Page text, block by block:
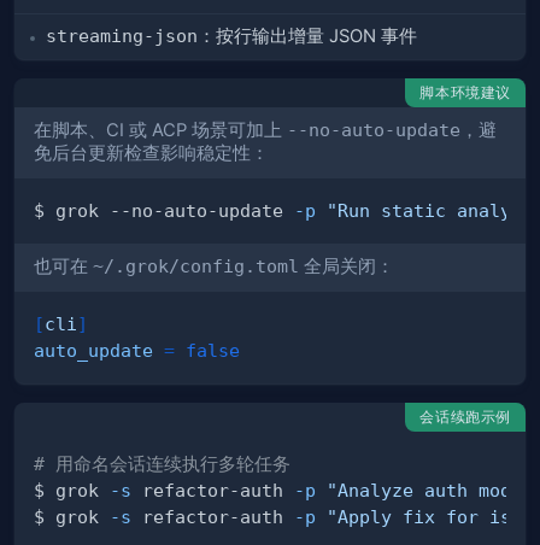
streaming-json ：按行输出增量 JSON 事件
脚本环境建议
在脚本、CI 或 ACP 场景可加上 --no-auto-update ，避
免后台更新检查影响稳定性：
$ grok --no-auto-update -p "Run static analysis
也可在 ~/.grok/config.toml 全局关闭：
[cli ]
auto_update = false
会话续跑示例
# 用命名会话连续执行多轮任务
$ grok
-s refactor-auth -p
"Analyze auth
$ grok
-s refactor-auth -p "Apply fix for